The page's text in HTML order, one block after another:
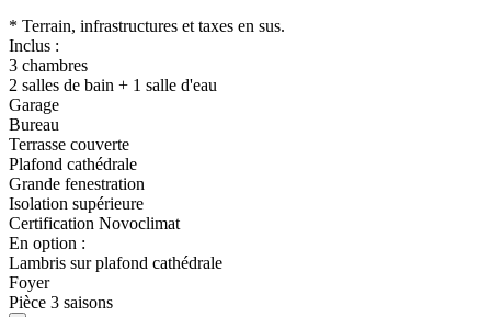
* Terrain, infrastructures et taxes en sus.
Inclus :
3 chambres
2 salles de bain + 1 salle d'eau
Garage
Bureau
Terrasse couverte
Plafond cathédrale
Grande fenestration
Isolation supérieure
Certification Novoclimat
En option :
Lambris sur plafond cathédrale
Foyer
Pièce 3 saisons